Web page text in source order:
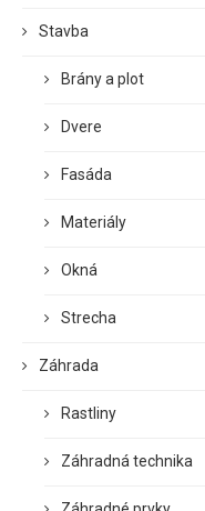
Stavba
Brány a plot
Dvere
Fasáda
Materiály
Okná
Strecha
Záhrada
Rastliny
Záhradná technika